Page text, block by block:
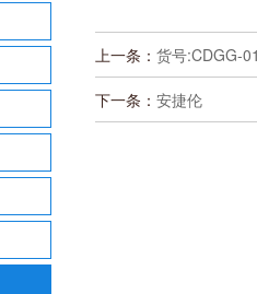
上一条： 货号:CDGG-
下一条： 安捷伦